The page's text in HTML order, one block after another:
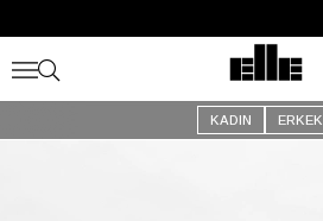
Kargo Ücretsiz!
KADIN ERKEK